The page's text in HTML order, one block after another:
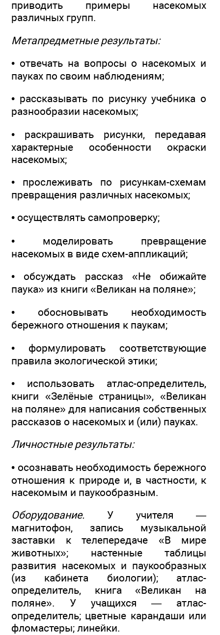
приводить примеры насекомых
различных групп.
Метапредметные результаты:
• отвечать на вопросы о насекомых и
пауках по своим наблюдениям;
• рассказывать по рисунку учебника о
разнообразии насекомых;
• раскрашивать рисунки, передавая
характерные особенности окраски
насекомых;
• прослеживать по рисункам-схемам
превращения различных насекомых;
• осуществлять самопроверку;
• моделировать превращение
насекомых в виде схем-аппликаций;
• обсуждать рассказ «Не обижайте
паука» из книги «Великан на поляне»;
• обосновывать необходимость
бережного отношения к паукам;
• формулировать соответствующие
правила экологической этики;
• использовать атлас-определитель,
книги «Зелёные страницы», «Великан
на поляне» для написания собственных
рассказов о насекомых и (или) пауках.
Личностные результаты:
• осознавать необходимость бережного
отношения к природе и, в частности, к
насекомым и паукообразным.
Оборудование. У учителя —
магнитофон, запись музыкальной
заставки к телепередаче «В мире
животных»; настенные таблицы
развития насекомых и паукообразных
(из кабинета биологии); атлас-
определитель, книга «Великан на
поляне». У учащихся — атлас-
определитель; цветные карандаши или
фломастеры; линейки.